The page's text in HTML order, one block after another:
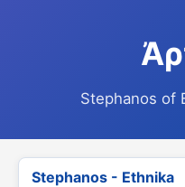
Stephanos of
Stephanos - Ethnika